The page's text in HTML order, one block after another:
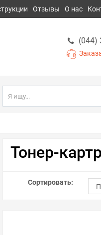
Отзывы О нас
(044)
Тонер-
Сортировать: